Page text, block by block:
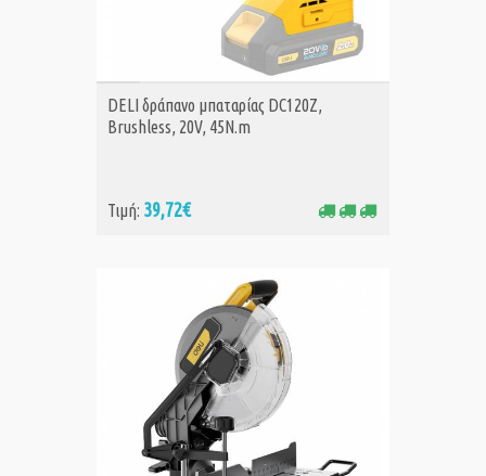
ΑΓΟΡΑ
DELI δράπανο μπαταρίας DC120Z,
Brushless, 20V, 45N.m
Τιμή: 39,72€